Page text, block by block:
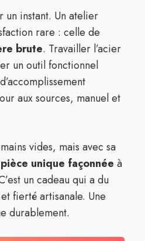
instant. Un atelier
rare : celle de
brute. Travailler l’acier
un outil fonctionnel
aux sources, manuel et
vides, mais avec sa
unique façonnée à
un cadeau qui a du
fierté artisanale. Une
durablement.